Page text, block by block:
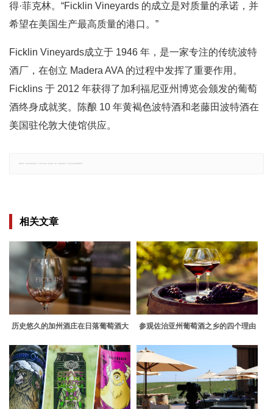
得·菲克林。“Ficklin Vineyards 的成立是对质量的承诺，并
希望在美国生产最高质量的港口。”
Ficklin Vineyards成立于 1946 年，是一家专注的传统波特
酒厂，在创立 Madera AVA 的过程中发挥了重要作用。
Ficklins 于 2012 年获得了加利福尼亚州博览会颁发的葡萄
酒终身成就奖。陈酿 10 年黄褐色波特酒和老藤田波特酒在
美国驻伦敦大使馆供应。
相关文章
历史悠久的加州酒庄在日落葡萄酒大
参观佐治亚州葡萄酒之乡的四个理由